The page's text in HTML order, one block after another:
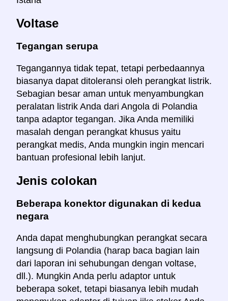
Voltase
Tegangan serupa
Tegangannya tidak tepat, tetapi perbedaannya
biasanya dapat ditoleransi oleh perangkat listrik.
Sebagian besar aman untuk menyambungkan
peralatan listrik Anda dari Angola di Polandia
tanpa adaptor tegangan. Jika Anda memiliki
masalah dengan perangkat khusus yaitu
perangkat medis, Anda mungkin ingin mencari
bantuan profesional lebih lanjut.
Jenis colokan
Beberapa konektor digunakan di kedua
negara
Anda dapat menghubungkan perangkat secara
langsung di Polandia (harap baca bagian lain
dari laporan ini sehubungan dengan voltase,
dll.). Mungkin Anda perlu adaptor untuk
beberapa soket, tetapi biasanya lebih mudah